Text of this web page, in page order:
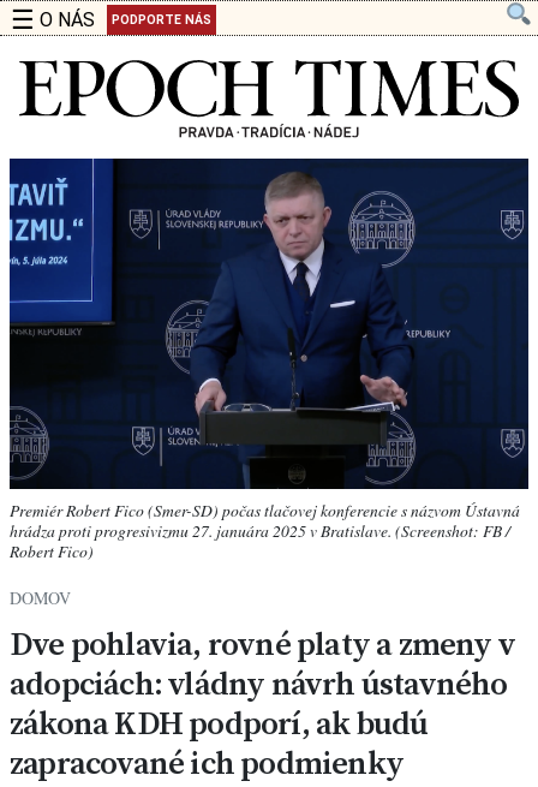
☰ O NÁS PODPORTE NÁS
Premiér Robert Fico (Smer-SD) počas tlačovej konferencie s názvom Ústavná
hrádza proti progresivizmu 27. januára 2025 v Bratislave. (Screenshot: FB /
Robert Fico)
DOMOV
Dve pohlavia, rovné platy a zmeny v
adopciách: vládny návrh ústavného
zákona KDH podporí, ak budú
zapracované ich podmienky